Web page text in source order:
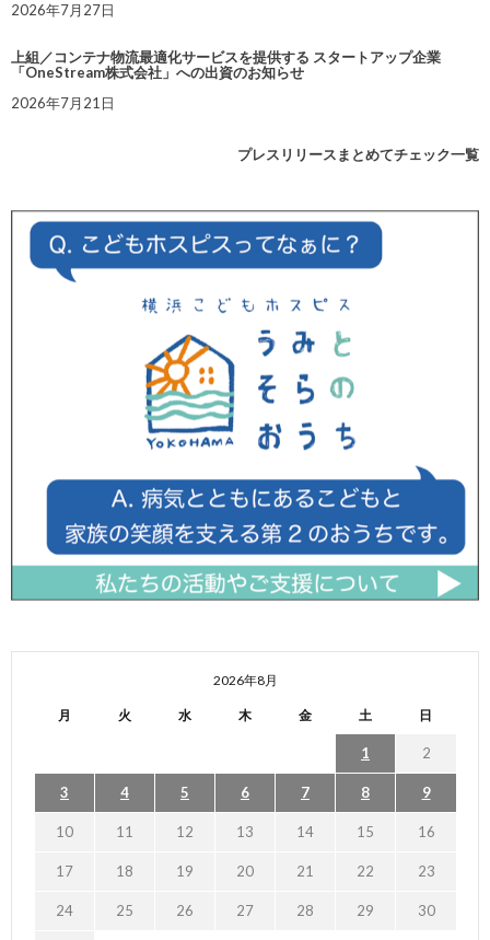
2026年7月27日
上組／コンテナ物流最適化サービスを提供する スタートアップ企業
「OneStream株式会社」への出資のお知らせ
2026年7月21日
プレスリリースまとめてチェック一覧
2026年8月
月 火 水 木 金 土 日
1 2
3 4 5 6 7 8 9
10 11 12 13 14 15 16
17 18 19 20 21 22 23
24 25 26 27 28 29 30